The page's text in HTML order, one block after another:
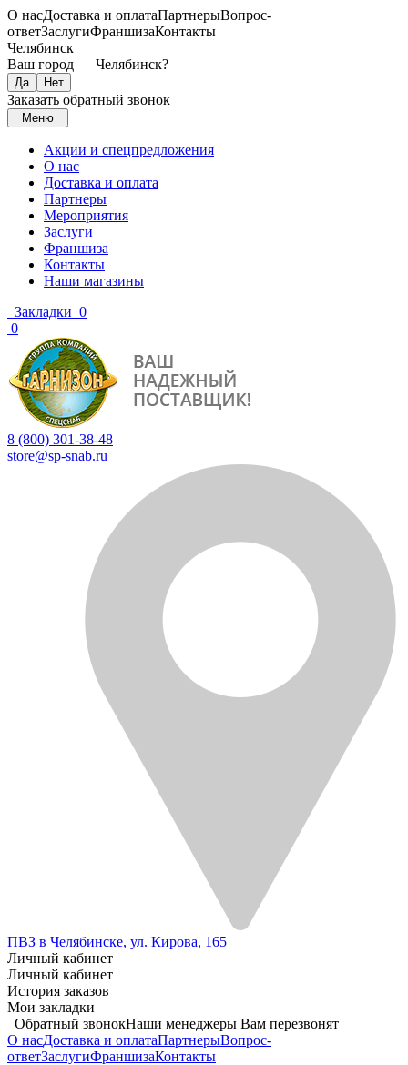
О насДоставка и оплатаПартнерыВопрос-
ответЗаслугиФраншизаКонтакты
Челябинск
Ваш город — Челябинск?
Заказать обратный звонок
Меню
Акции и спецпредложения
О нас
Доставка и оплата
Партнеры
Мероприятия
Заслуги
Франшиза
Контакты
Наши магазины
Закладки 0
0
8 (800) 301-38-48
store@sp-snab.ru
ПВЗ в Челябинске, ул. Кирова, 165
Личный кабинет
Личный кабинет
История заказов
Мои закладки
Обратный звонокНаши менеджеры Вам перезвонят
О насДоставка и оплатаПартнерыВопрос-
ответЗаслугиФраншизаКонтакты